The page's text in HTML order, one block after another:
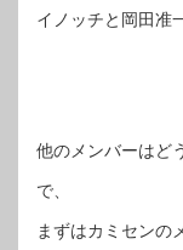
イノッチと岡田准
他のメンバーはど
で、
まずはカミセンの